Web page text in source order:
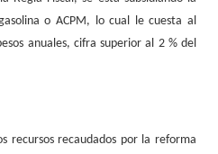
o ACPM, lo cual le cuesta al
anuales, cifra superior al 2 % del
recursos recaudados por la reforma